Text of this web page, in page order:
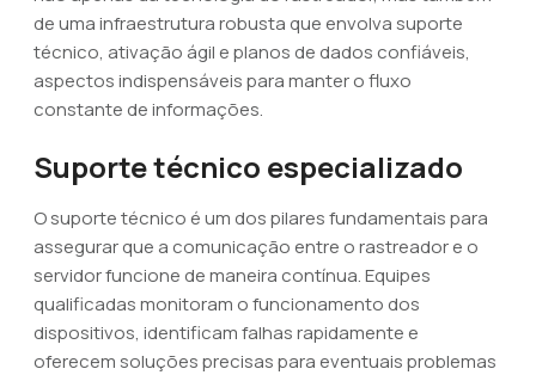
de uma infraestrutura robusta que envolva suporte
técnico, ativação ágil e planos de dados confiáveis,
aspectos indispensáveis para manter o fluxo
constante de informações.
Suporte técnico especializado
O suporte técnico é um dos pilares fundamentais para
assegurar que a comunicação entre o rastreador e o
servidor funcione de maneira contínua. Equipes
qualificadas monitoram o funcionamento dos
dispositivos, identificam falhas rapidamente e
oferecem soluções precisas para eventuais problemas